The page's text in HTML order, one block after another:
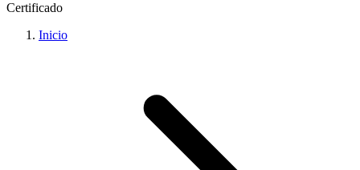
Certificado
Inicio